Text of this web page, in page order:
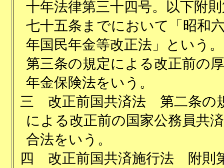
十年法律第三十四号。以下附
七十五条までにおいて「昭和
年国民年金等改正法」という
第三条の規定による改正前の
年金保険法をいう。
三
改正前国共済法 第二条の
による改正前の国家公務員共
合法をいう。
四
改正前国共済施行法 附則